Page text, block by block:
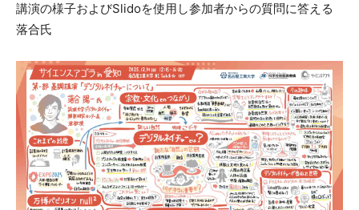
講演の様子およびSlidoを使用し参加者からの質問に答える
落合氏